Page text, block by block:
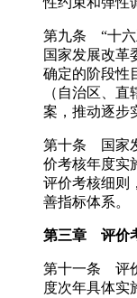
第九条 “十六
国家发展改革
确定的阶段性
（自治区、
案，推动逐步
第十条 国家
价考核年度实
评价考核细则
善指标体系。
第三章 评价
第十一条 评
度次年具体实